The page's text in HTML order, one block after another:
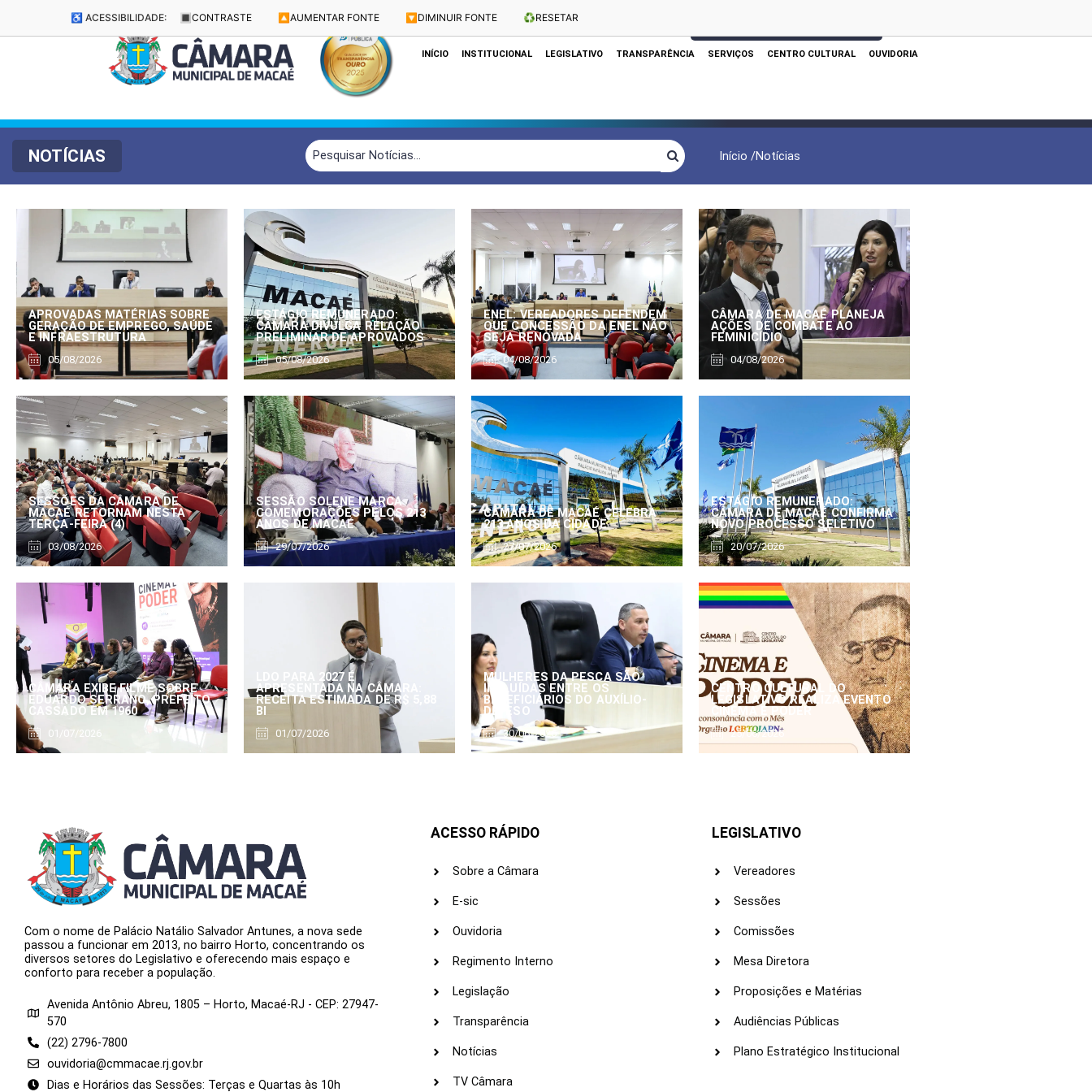
♿ ACESSIBILIDADE: 🔳 CONTRASTE 🔼 AUMENTAR FONTE 🔽 DIMINUIR FONTE ♻️RESETAR
Dias e Horários das Sessões: Terças e Quartas às 10h
INÍCIO INSTITUCIONAL LEGISLATIVO TRANSPARÊNCIA SERVIÇOS CENTRO CULTURAL OUVIDORIA
NOTÍCIAS Início /Notícias
APROVADAS MATÉRIAS SOBRE
GERAÇÃO DE EMPREGO, SAÚDE
E INFRAESTRUTURA
05/08/2026
ESTÁGIO REMUNERADO:
CÂMARA DIVULGA RELAÇÃO
PRELIMINAR DE APROVADOS
05/08/2026
ENEL: VEREADORES DEFENDEM
QUE CONCESSÃO DA ENEL NÃO
SEJA RENOVADA
04/08/2026
CÂMARA DE MACAÉ PLANEJA
AÇÕES DE COMBATE AO
FEMINICÍDIO
04/08/2026
SESSÕES DA CÂMARA DE
MACAÉ RETORNAM NESTA
TERÇA-FEIRA (4)
03/08/2026
SESSÃO SOLENE MARCA
COMEMORAÇÕES PELOS 213
ANOS DE MACAÉ
29/07/2026
CÂMARA DE MACAÉ CELEBRA
213 ANOS DA CIDADE
27/07/2026
ESTÁGIO REMUNERADO:
CÂMARA DE MACAÉ CONFIRMA
NOVO PROCESSO SELETIVO
20/07/2026
CÂMARA EXIBE FILME SOBRE
EDUARDO SERRANO, PREFEITO
CASSADO EM 1960
01/07/2026
LDO PARA 2027 É
APRESENTADA NA CÂMARA:
RECEITA ESTIMADA DE R$ 5,88
BI
01/07/2026
MULHERES DA PESCA SÃO
INCLUÍDAS ENTRE OS
BENEFICIÁRIOS DO AUXÍLIO-
DEFESO
30/06/2026
CENTRO CULTURAL DO
LEGISLATIVO REALIZA EVENTO
CINEMA E PODER
25/06/2026
Com o nome de Palácio Natálio Salvador Antunes, a nova sede
passou a funcionar em 2013, no bairro Horto, concentrando os
diversos setores do Legislativo e oferecendo mais espaço e
conforto para receber a população.
Avenida Antônio Abreu, 1805 – Horto, Macaé-RJ - CEP: 27947-
570
(22) 2796-7800
ouvidoria@cmmacae.rj.gov.br
Dias e Horários das Sessões: Terças e Quartas às 10h
ACESSO RÁPIDO
Sobre a Câmara
E-sic
Ouvidoria
Regimento Interno
Legislação
Transparência
Notícias
TV Câmara
LEGISLATIVO
Vereadores
Sessões
Comissões
Mesa Diretora
Proposições e Matérias
Audiências Públicas
Plano Estratégico Institucional